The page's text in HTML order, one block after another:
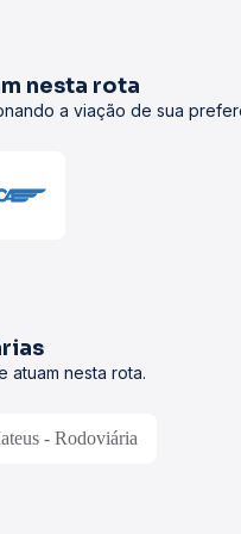
nesta rota
a viação de sua
atuam nesta rota.
- Rodoviária